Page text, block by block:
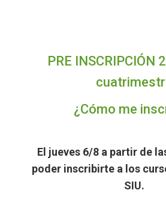
PRE INSCRIPCIÓN
¿Cómo me
El jueves 6/8 a partir de
poder inscribirte a los
SIU.